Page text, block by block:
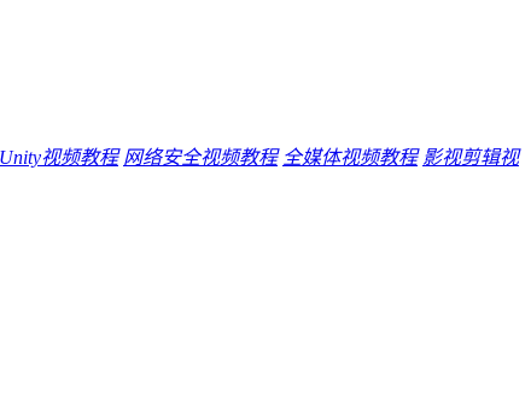
Unity视频教程 网络安全视频教程 全媒体视频教程 影视剪辑视